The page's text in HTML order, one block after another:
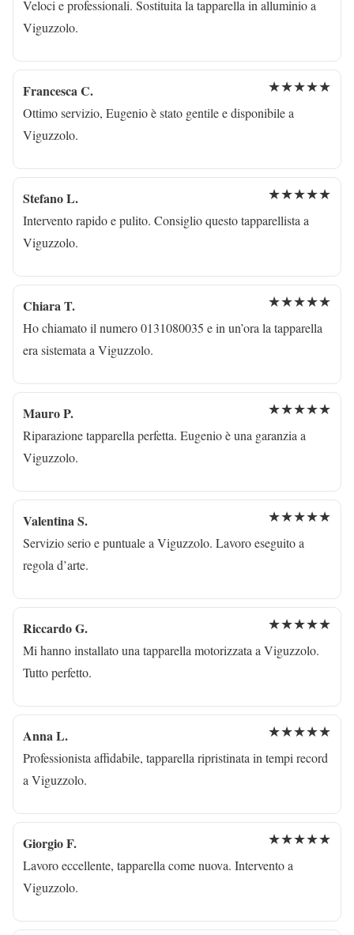
Veloci e professionali. Sostituita la tapparella in alluminio a
Viguzzolo.
Francesca C. ★★★★★
Ottimo servizio, Eugenio è stato gentile e disponibile a
Viguzzolo.
Stefano L. ★★★★★
Intervento rapido e pulito. Consiglio questo tapparellista a
Viguzzolo.
Chiara T. ★★★★★
Ho chiamato il numero 0131080035 e in un’ora la tapparella
era sistemata a Viguzzolo.
Mauro P. ★★★★★
Riparazione tapparella perfetta. Eugenio è una garanzia a
Viguzzolo.
Valentina S. ★★★★★
Servizio serio e puntuale a Viguzzolo. Lavoro eseguito a
regola d’arte.
Riccardo G. ★★★★★
Mi hanno installato una tapparella motorizzata a Viguzzolo.
Tutto perfetto.
Anna L. ★★★★★
Professionista affidabile, tapparella ripristinata in tempi record
a Viguzzolo.
Giorgio F. ★★★★★
Lavoro eccellente, tapparella come nuova. Intervento a
Viguzzolo.